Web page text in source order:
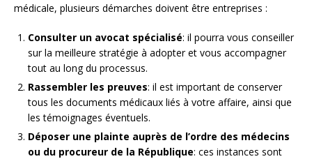
médicale, plusieurs démarches doivent être entreprises :
Consulter un avocat spécialisé: il pourra vous conseiller
sur la meilleure stratégie à adopter et vous accompagner
tout au long du processus.
Rassembler les preuves: il est important de conserver
tous les documents médicaux liés à votre affaire, ainsi que
les témoignages éventuels.
Déposer une plainte auprès de l’ordre des médecins
ou du procureur de la République: ces instances sont